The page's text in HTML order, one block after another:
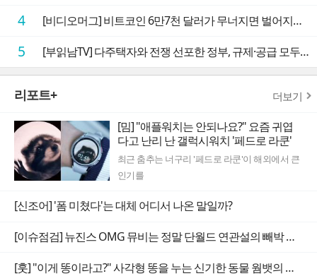
4 [비디오머그] 비트코인 6만7천 달러가 무너지면 벌어지는 일
5 [부읽남TV] 다주택자와 전쟁 선포한 정부, 규제·공급 모두 실효성 의문
리포트+ 더보기
[밈] "애플워치는 안되나요?" 요즘 귀엽
다고 난리 난 갤럭시워치 '페드로 라쿤'
최근 춤추는 너구리 '페드로 라쿤'이 해외에서 큰
인기를
[신조어] '폼 미쳤다'는 대체 어디서 나온 말일까?
[이슈점검] 뉴진스 OMG 뮤비는 정말 단월드 연관설의 빼박 증거일까
[훗] "이게 똥이라고?" 사각형 똥을 누는 신기한 동물 웜뱃의 비밀